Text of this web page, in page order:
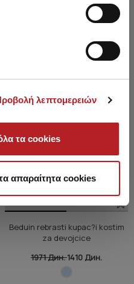
λεπτομερειών
τα cookies
απαραίτητα cookies
Beduin rebrasti kupac?i kostim
za devojcice
1971 Дин.1410 Дин.